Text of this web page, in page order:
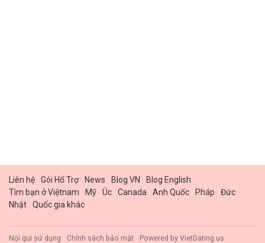
Liên hệ Gói Hổ Trợ News Blog VN
Blog English
Tìm bạn ở Việtnam
Mỹ Úc Canada Anh Quốc Pháp
Đức
Nhật
Quốc gia khác
Nội qui sử dụng Chính sách bảo mật Powered by VietDating.us